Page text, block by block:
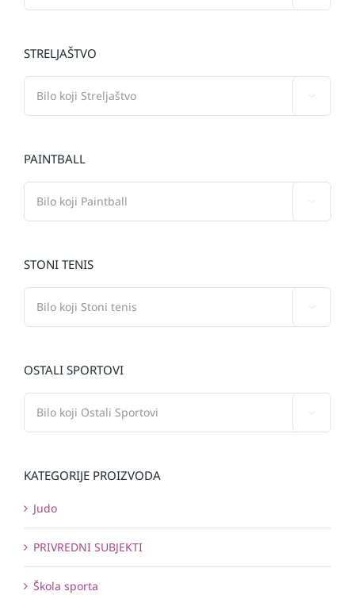
STRELJAŠTVO
PAINTBALL
STONI TENIS
OSTALI SPORTOVI
KATEGORIJE PROIZVODA
Judo
PRIVREDNI SUBJEKTI
Škola sporta